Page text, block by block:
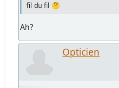
fil du fil 🤔
Ah?
Opticien